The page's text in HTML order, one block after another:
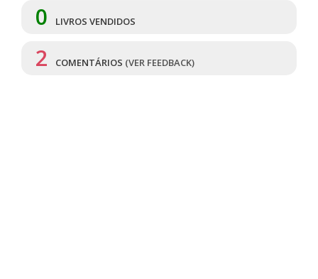
0 LIVROS VENDIDOS
2 COMENTÁRIOS (VER FEEDBACK)